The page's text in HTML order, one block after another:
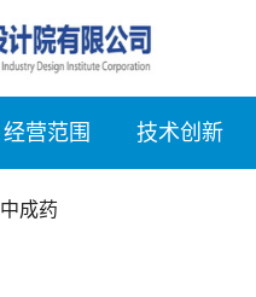
经营范围 技术创新
中成药